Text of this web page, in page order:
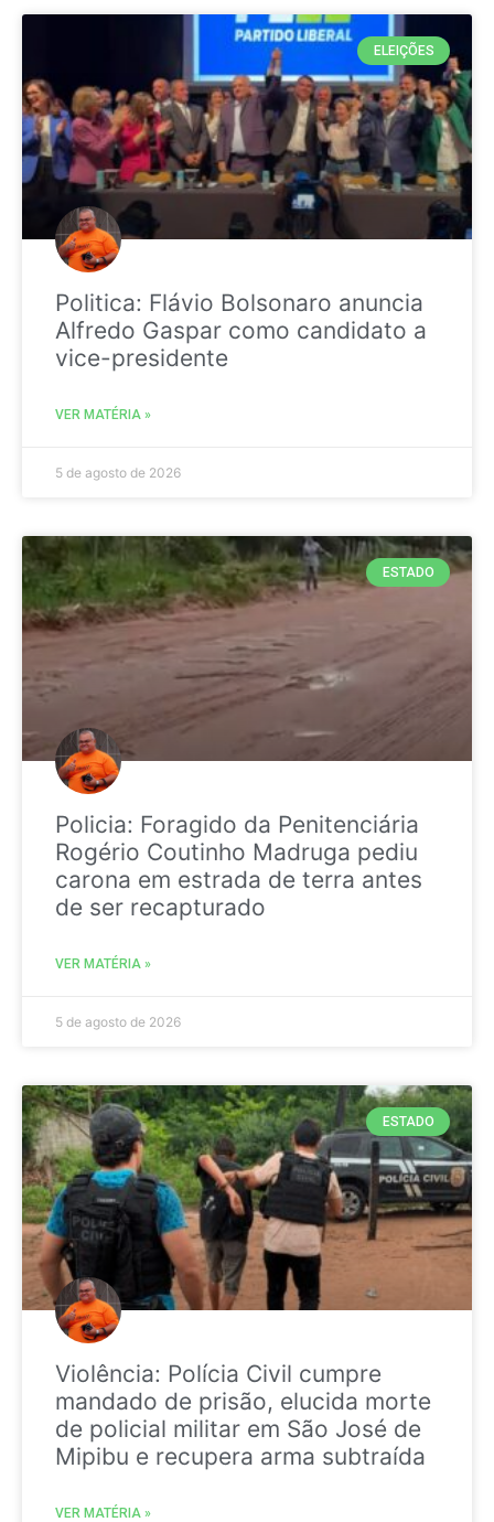
ELEIÇÕES
Politica: Flávio Bolsonaro anuncia
Alfredo Gaspar como candidato a
vice-presidente
VER MATÉRIA »
5 de agosto de 2026
ESTADO
Policia: Foragido da Penitenciária
Rogério Coutinho Madruga pediu
carona em estrada de terra antes
de ser recapturado
VER MATÉRIA »
5 de agosto de 2026
ESTADO
Violência: Polícia Civil cumpre
mandado de prisão, elucida morte
de policial militar em São José de
Mipibu e recupera arma subtraída
VER MATÉRIA »